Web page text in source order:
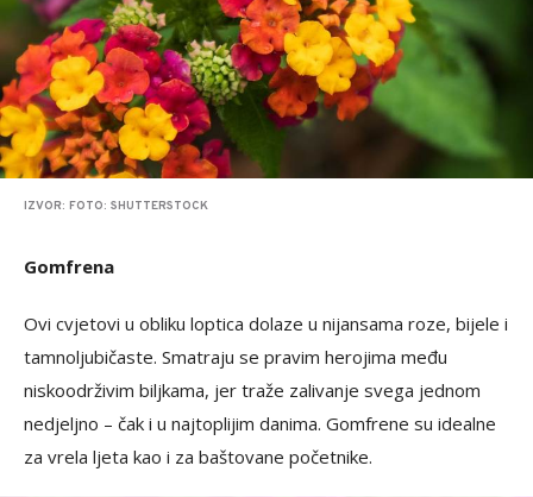
IZVOR: FOTO: SHUTTERSTOCK
Gomfrena
Ovi cvjetovi u obliku loptica dolaze u nijansama roze, bijele i
tamnoljubičaste. Smatraju se pravim herojima među
niskoodrživim biljkama, jer traže zalivanje svega jednom
nedjeljno – čak i u najtoplijim danima. Gomfrene su idealne
za vrela ljeta kao i za baštovane početnike.